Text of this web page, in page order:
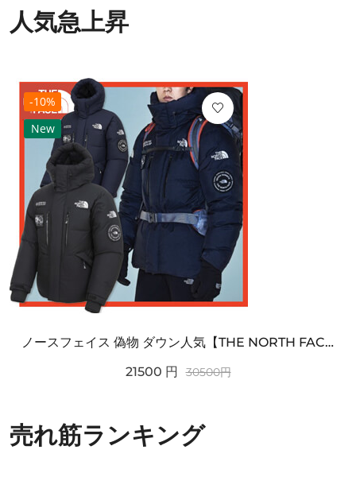
人気急上昇
-10%
New
ノースフェイス 偽物 ダウン人気【THE NORTH FACE】M'S 7 SUMMIT HIM...
21500 円 30500円
売れ筋ランキング